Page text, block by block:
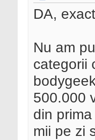
DA,
Nu am
categorii
500.000
din
mii pe zi